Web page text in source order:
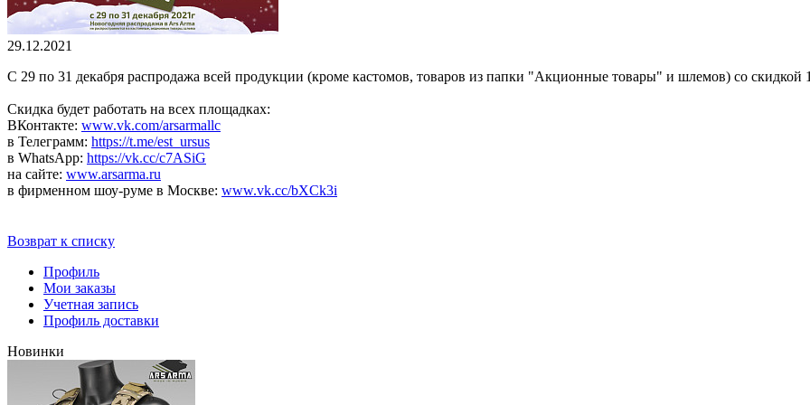
29.12.2021
С 29 по 31 декабря распродажа всей продукции (кроме кастомов, товаров из папки "Акционные товары" и шлемов) со скидкой
Скидка будет работать на всех площадках:
ВКонтакте: www.vk.com/arsarmallc
в Телеграмм: https://t.me/est_ursus
в WhatsApp: https://vk.cc/c7ASiG
на сайте: www.arsarma.ru
в фирменном шоу-руме в Москве: www.vk.cc/bXCk3i
Возврат к списку
Профиль
Мои заказы
Учетная запись
Профиль доставки
Новинки